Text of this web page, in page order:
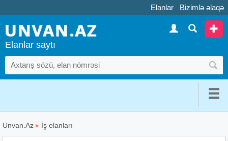
Elanlar Bizimlə əlaqə
Elanlar saytı
Unvan.Az ▸ İş elanları